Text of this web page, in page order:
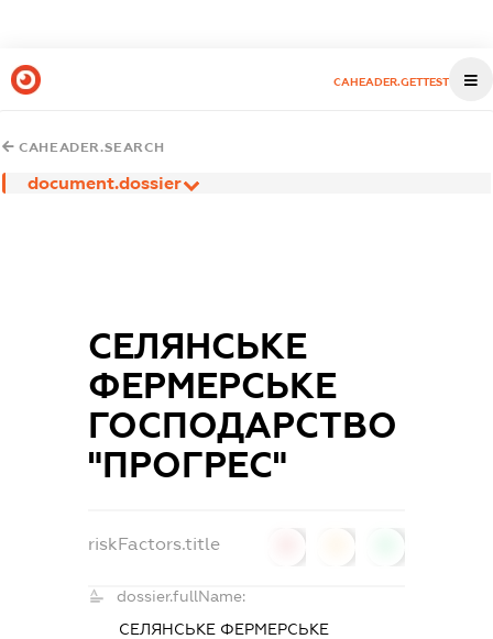
CAHEADER.GETTEST
CAHEADER.SEARCH
document.dossier
СЕЛЯНСЬКЕ
ФЕРМЕРСЬКЕ
ГОСПОДАРСТВО
"ПРОГРЕС"
riskFactors.title
dossier.fullName:
СЕЛЯНСЬКЕ ФЕРМЕРСЬКЕ